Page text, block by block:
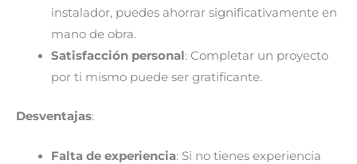
instalador, puedes ahorrar significativamente en
mano de obra.
Satisfacción personal: Completar un proyecto
por ti mismo puede ser gratificante.
Desventajas:
Falta de experiencia: Si no tienes experiencia